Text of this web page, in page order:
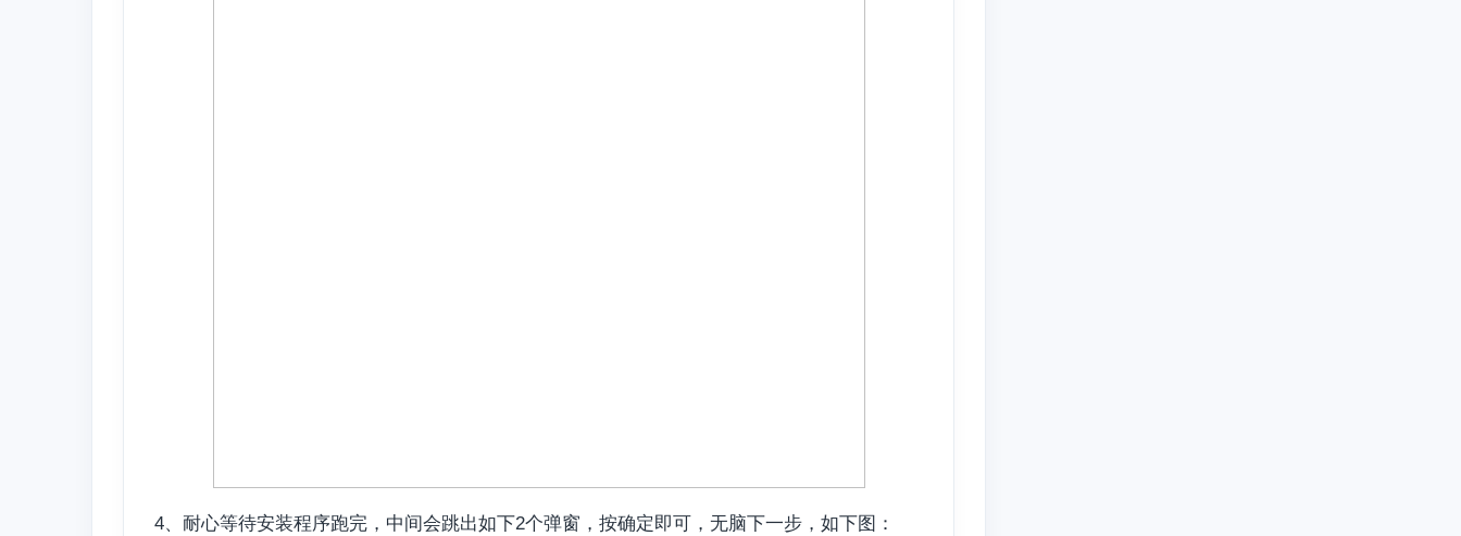
4、耐心等待安装程序跑完，中间会跳出如下2个弹窗，按确定即可，无脑下一步，如下图：